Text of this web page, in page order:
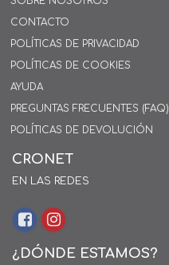
CONTACTO
POLÍTICAS DE PRIVACIDAD
POLÍTICAS DE COOKIES
AYUDA
PREGUNTAS FRECUENTES (FAQ)
POLÍTICAS DE DEVOLUCIÓN
CRONET
EN LAS REDES
¿DÓNDE ESTAMOS?